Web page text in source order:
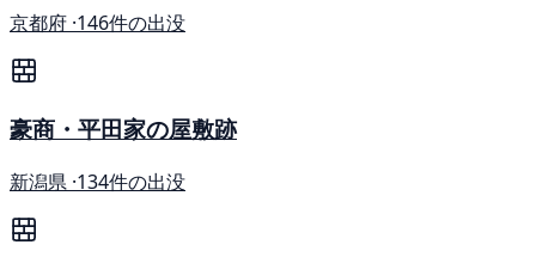
京都府 ·146件の出没
豪商・平田家の屋敷跡
新潟県 ·134件の出没